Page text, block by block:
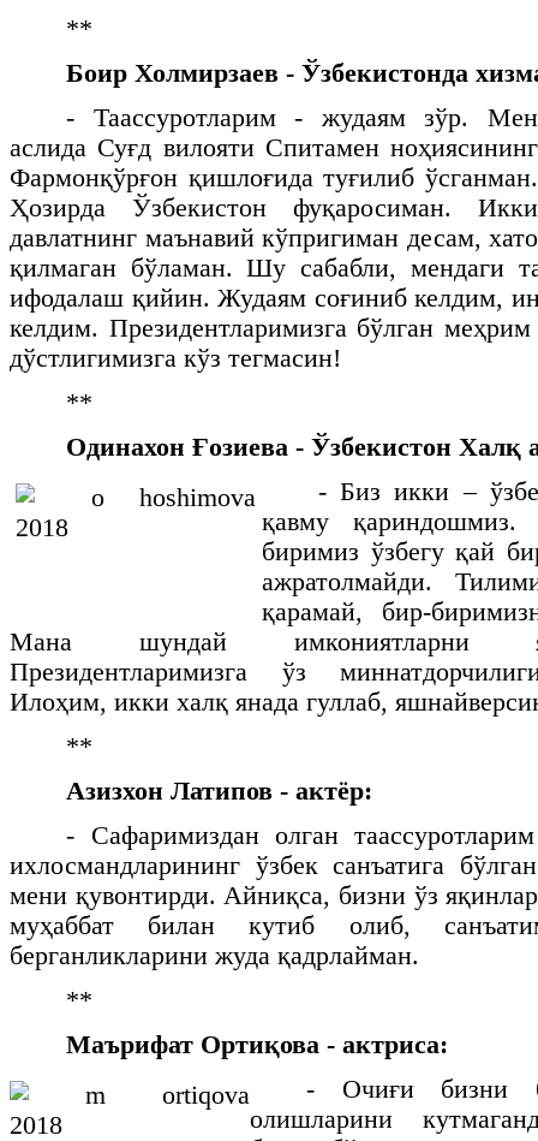
**
Боир Холмирзаев - Ўзбекистонда
- Таассуротларим - жудаям зўр. Мен
аслида Суғд вилояти Спитамен ноҳиясининг
Фармонқўрғон қишлоғида туғилиб ўсганман.
Ҳозирда Ўзбекистон фуқаросиман. Икки
давлатнинг маънавий кўпригиман десам, хато
қилмаган бўламан. Шу сабабли, мендаги
ифодалаш қийин. Жудаям соғиниб келдим,
келдим. Президентларимизга бўлган
дўстлигимизга кўз тегмасин!
**
Одинахон Ғозиева - Ўзбекистон Халқ
- Биз икки –
қавму қариндошмиз.
биримиз ўзбегу қай
ажратолмайди.
қарамай, бир-
Мана шундай имкониятларни
Президентларимизга ўз
Илоҳим, икки халқ янада гуллаб,
**
Азизхон Латипов - актёр:
- Сафаримиздан олган
ихлосмандларининг ўзбек санъатига
мени қувонтирди. Айниқса, бизни ўз
муҳаббат билан кутиб олиб,
берганликларини жуда қадрлайман.
**
Маърифат Ортиқова - актриса:
- Очиғи бизни
олишларини